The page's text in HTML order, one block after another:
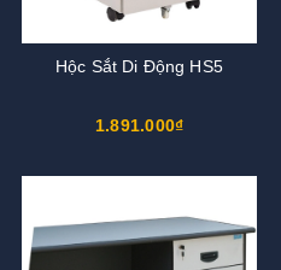
Hộc Sắt Di Động HS5
1.891.000₫